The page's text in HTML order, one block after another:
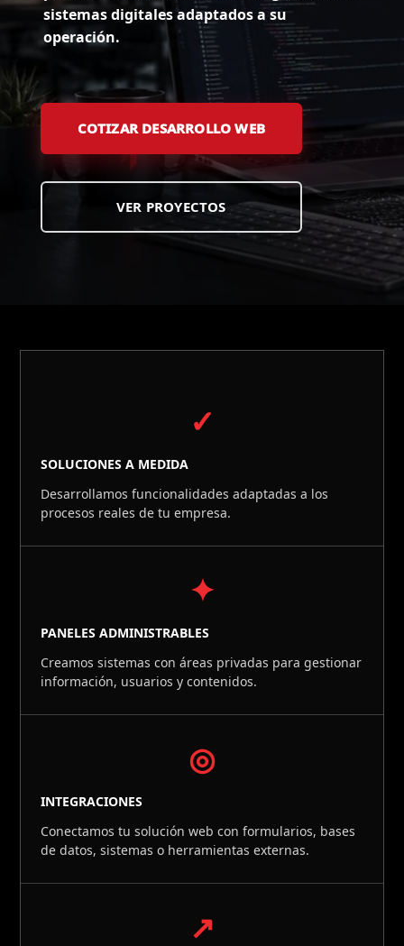
sistemas digitales adaptados a su
operación.
COTIZAR DESARROLLO WEB
VER PROYECTOS
✓
SOLUCIONES A MEDIDA
Desarrollamos funcionalidades adaptadas a los
procesos reales de tu empresa.
✦
PANELES ADMINISTRABLES
Creamos sistemas con áreas privadas para gestionar
información, usuarios y contenidos.
◎
INTEGRACIONES
Conectamos tu solución web con formularios, bases
de datos, sistemas o herramientas externas.
↗